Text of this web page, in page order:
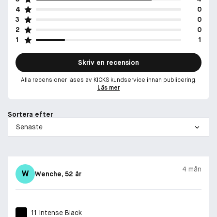
4
0
3
0
2
0
1
1
Skriv en recension
Alla recensioner läses av KICKS kundservice innan publicering.
Läs mer
Sortera efter
W Wenche, 52 år
4 mån
11 Intense Black